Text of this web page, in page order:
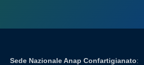
Sede Nazionale Anap Confartigianato: